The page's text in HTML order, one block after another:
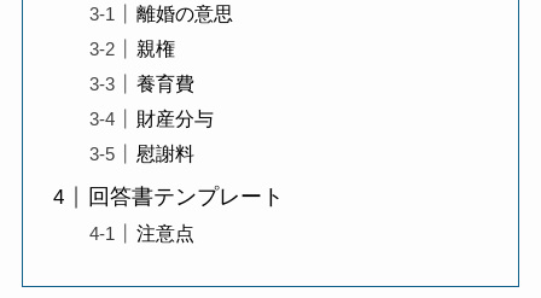
離婚の意思
親権
養育費
財産分与
慰謝料
回答書テンプレート
注意点